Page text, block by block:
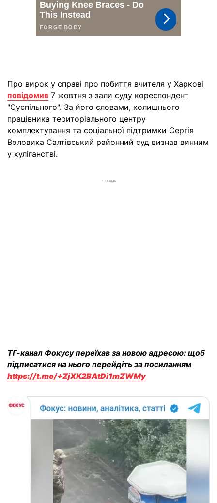
Про вирок у справі про побиття вчителя у Харкові
повідомив 7 жовтня з зали суду кореспондент
"Суспільного". За його словами, колишнього
працівника територіального центру
комплектування та соціальної підтримки Сергія
Воловика Салтівський районний суд визнав винним
у хуліганстві.
РЕКЛАМА
ТГ-канал Фокусу переїхав за новою адресою: щоб
підписатися на нього перейдіть за посиланням
https://t.me/+ZjXK2BAtDi1mZWMy